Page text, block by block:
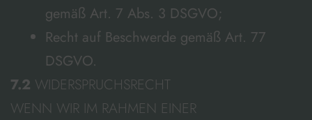
gemäß Art. 7 Abs. 3 DSGVO;
Recht auf Beschwerde gemäß Art. 77
DSGVO.
7.2 WIDERSPRUCHSRECHT
WENN WIR IM RAHMEN EINER